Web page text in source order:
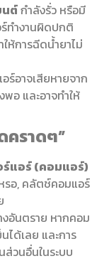
นต์กำลังรั่ว หรือมี
ทำงานผิดปกติ
ห้การฉีดน้ำยาไม่
ร์อาจเสียหายจาก
อ และอาจทำให้
คราดๆ”
ร์แอร์ (คอมแอร์)
อ, คลัตช์คอมแอร์
นตราย หากคอม
ได้เลย และการ
วนอื่นในระบบ